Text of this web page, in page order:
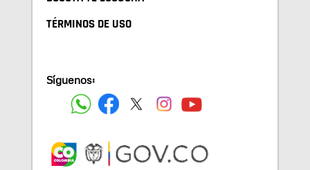
TÉRMINOS DE USO
Síguenos: